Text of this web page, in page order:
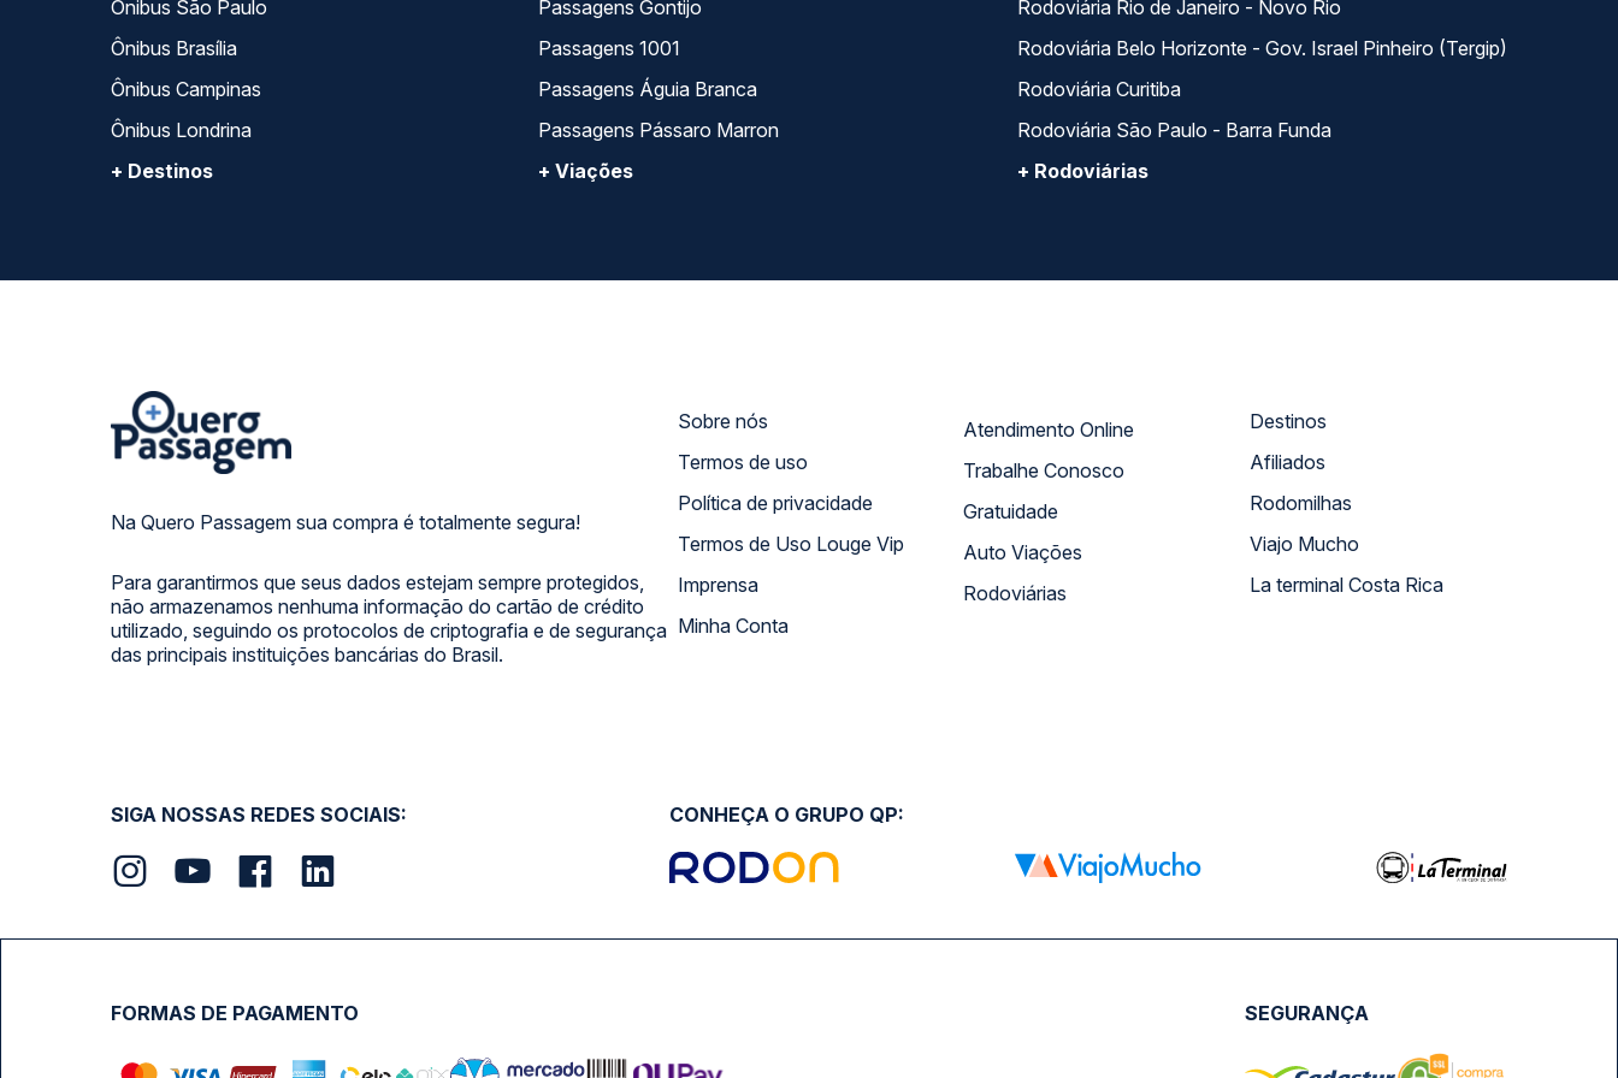
Ônibus São Paulo
Ônibus Brasília
Ônibus Campinas
Ônibus Londrina
+ Destinos
Passagens Gontijo
Passagens 1001
Passagens Águia Branca
Passagens Pássaro Marron
+ Viações
Rodoviária Rio de Janeiro - Novo Rio
Rodoviária Belo Horizonte - Gov. Israel Pinheiro (Tergip)
Rodoviária Curitiba
Rodoviária São Paulo - Barra Funda
+ Rodoviárias
Na Quero Passagem sua compra é totalmente segura!
Para garantirmos que seus dados estejam sempre protegidos,
não armazenamos nenhuma informação do cartão de crédito
utilizado, seguindo os protocolos de criptografia e de segurança
das principais instituições bancárias do Brasil.
Sobre nós
Termos de uso
Política de privacidade
Termos de Uso Louge Vip
Imprensa
Minha Conta
Atendimento Online
Trabalhe Conosco
Gratuidade
Auto Viações
Rodoviárias
Destinos
Afiliados
Rodomilhas
Viajo Mucho
La terminal Costa Rica
SIGA NOSSAS REDES SOCIAIS: CONHEÇA O GRUPO QP:
FORMAS DE PAGAMENTO SEGURANÇA